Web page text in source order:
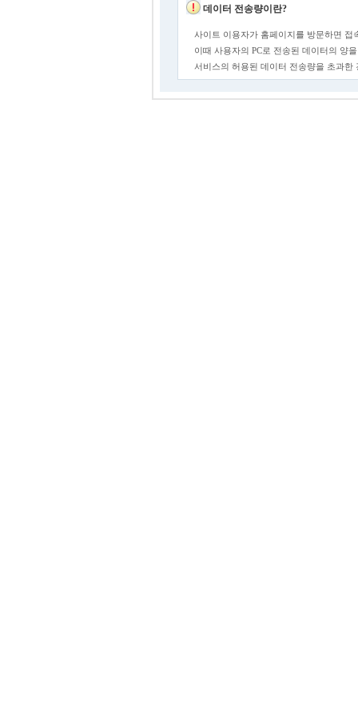
데이터 전송량이란?
사이트 이용자가 홈페이지를 방문하면 접
이때 사용자의 PC로 전송된 데이터의 양
서비스의 허용된 데이터 전송량을 초과